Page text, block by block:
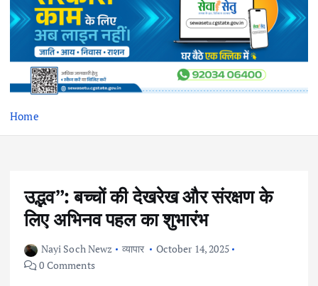
Home
उद्भव”: बच्चों की देखरेख और संरक्षण के
लिए अभिनव पहल का शुभारंभ
Nayi Soch Newz व्यापार
October 14, 2025
0 Comments